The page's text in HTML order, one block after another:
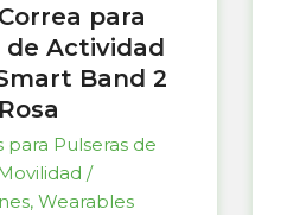
para
de Actividad
Band 2
para Pulseras de
Movilidad /
, Wearables